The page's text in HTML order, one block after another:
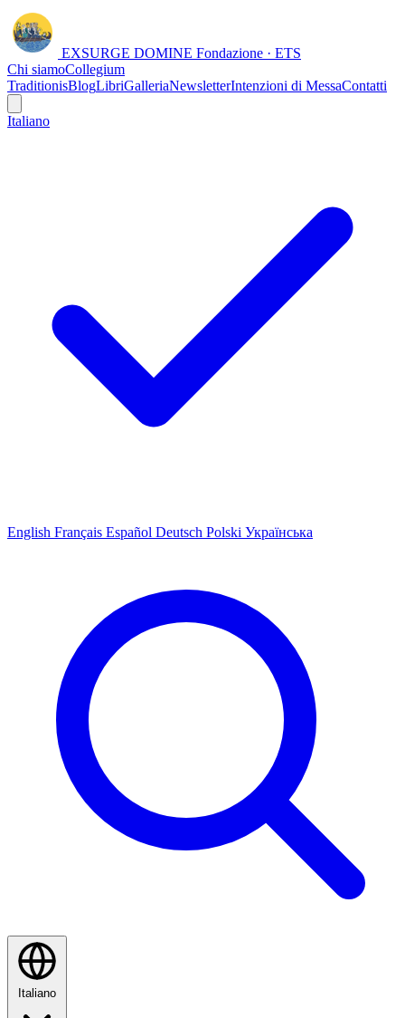
EXSURGE DOMINE Fondazione · ETS
Chi siamoCollegium
TraditionisBlogLibriGalleriaNewsletterIntenzioni di MessaContatti
Italiano
English Français Español Deutsch Polski Українська
Italiano